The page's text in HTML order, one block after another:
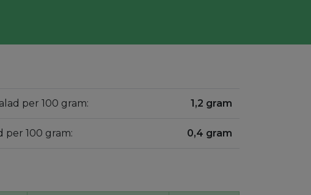
per 100 gram: 1,2 gram
per 100 gram: 0,4 gram